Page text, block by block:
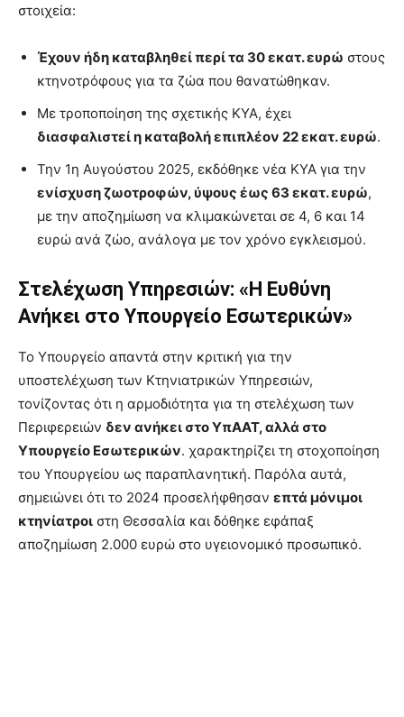
στοιχεία:
Έχουν ήδη καταβληθεί περί τα 30 εκατ. ευρώ στους
κτηνοτρόφους για τα ζώα που θανατώθηκαν.
Με τροποποίηση της σχετικής ΚΥΑ, έχει
διασφαλιστεί η καταβολή επιπλέον 22 εκατ. ευρώ.
Την 1η Αυγούστου 2025, εκδόθηκε νέα ΚΥΑ για την
ενίσχυση ζωοτροφών, ύψους έως 63 εκατ. ευρώ,
με την αποζημίωση να κλιμακώνεται σε 4, 6 και 14
ευρώ ανά ζώο, ανάλογα με τον χρόνο εγκλεισμού.
Στελέχωση Υπηρεσιών: «Η Ευθύνη
Ανήκει στο Υπουργείο Εσωτερικών»
Το Υπουργείο απαντά στην κριτική για την
υποστελέχωση των Κτηνιατρικών Υπηρεσιών,
τονίζοντας ότι η αρμοδιότητα για τη στελέχωση των
Περιφερειών δεν ανήκει στο ΥπΑΑΤ, αλλά στο
Υπουργείο Εσωτερικών. χαρακτηρίζει τη στοχοποίηση
του Υπουργείου ως παραπλανητική. Παρόλα αυτά,
σημειώνει ότι το 2024 προσελήφθησαν επτά μόνιμοι
κτηνίατροι στη Θεσσαλία και δόθηκε εφάπαξ
αποζημίωση 2.000 ευρώ στο υγειονομικό προσωπικό.